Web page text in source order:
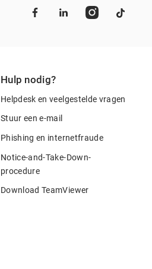
Hulp nodig?
Helpdesk en veelgestelde vragen
Stuur een e-mail
Phishing en internetfraude
Notice-and-Take-Down-
procedure
Download TeamViewer